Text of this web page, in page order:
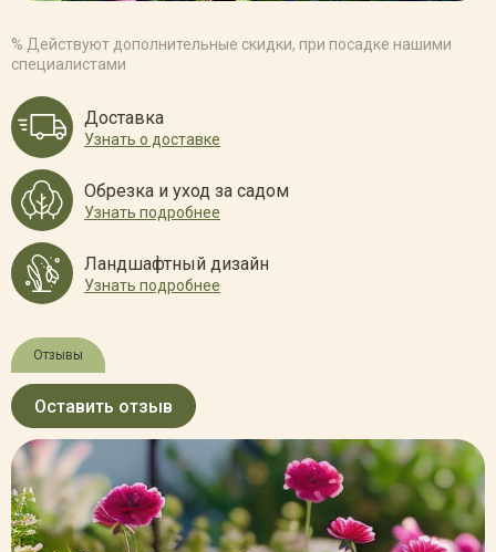
% Действуют дополнительные скидки, при посадке нашими
специалистами
Доставка
Узнать о доставке
Обрезка и уход за садом
Узнать подробнее
Ландшафтный дизайн
Узнать подробнее
Отзывы
Оставить отзыв